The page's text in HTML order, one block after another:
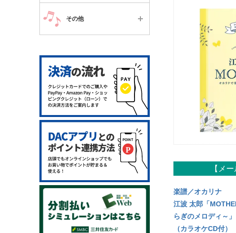
チケット
クラリネット
ファゴット
トランペット
トロンボーン
フレンチホルン
ユーフォニアム
チューバ
フルート・ピッコロ
サクソフォーン
オーボエ・イングリッシュホ
ルン
トロンボーン
フレンチホルン
ユーフォニアム・チューバ
金管アンサンブル
木管アンサンブル
その他
【メ
楽譜／オカリナ
江波 太郎「
らぎのメロディ～」
（カラオケCD付）